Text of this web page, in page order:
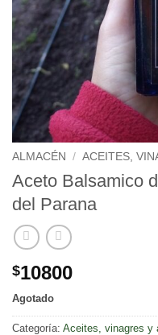
ALMACÉN / ACEITES,
Aceto Balsamico
del Parana
$10800
Agotado
Categoría: Aceites, vinagres y